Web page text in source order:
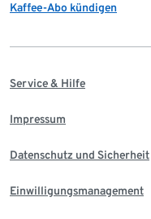
Kaffee-Abo kündigen
Service & Hilfe
Impressum
Datenschutz und Sicherheit
Einwilligungsmanagement